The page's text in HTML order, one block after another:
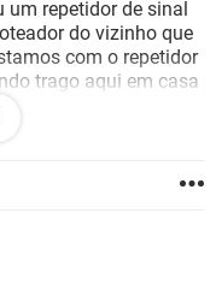
um repetidor de sinal
do vizinho que
com o repetidor
trago aqui em casa
acessa, o que eu